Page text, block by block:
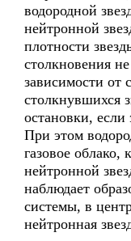
водородной
нейтронной
плотности
столкновения
зависимости от
столкнувшихся
остановки,
При этом
газовое облако,
нейтронной
наблюдает
системы, в
нейтронная